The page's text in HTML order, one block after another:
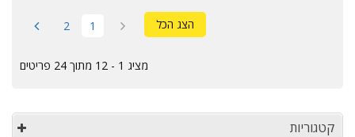
הצג הכל 1
2
מציג 1 - 12 מתוך 24 פריטים
קטגוריות